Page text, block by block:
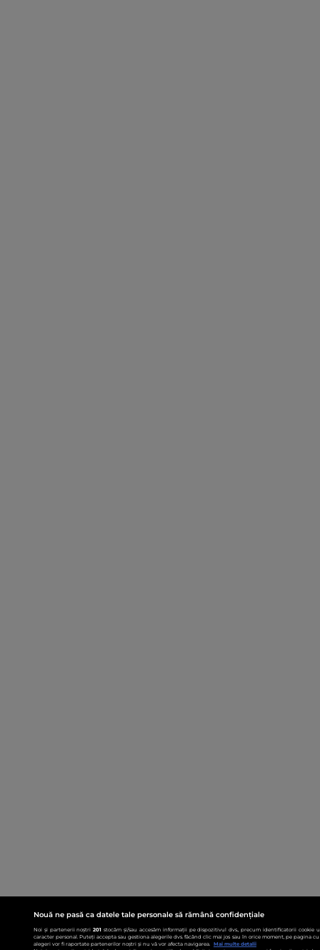
Nouă ne pasă ca datele tale personale să rămână confidențiale
Noi și partenerii noștri201 stocăm și/sau accesăm informații pe dispozitivul dvs., precum identificatorii
caracter personal. Puteți accepta sau gestiona alegerile dvs. făcând clic mai jos sau în orice moment, pe pagina
alegeri vor fi raportate partenerilor noștri și nu vă vor afecta navigarea.
Mai multe detalii